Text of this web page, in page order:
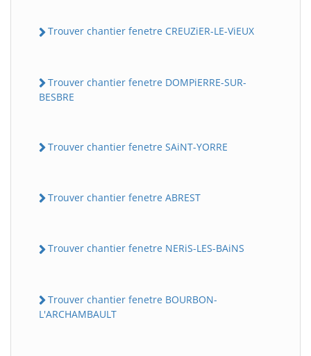
Trouver chantier fenetre CREUZiER-LE-ViEUX
Trouver chantier fenetre DOMPiERRE-SUR-
BESBRE
Trouver chantier fenetre SAiNT-YORRE
Trouver chantier fenetre ABREST
Trouver chantier fenetre NERiS-LES-BAiNS
Trouver chantier fenetre BOURBON-
L'ARCHAMBAULT